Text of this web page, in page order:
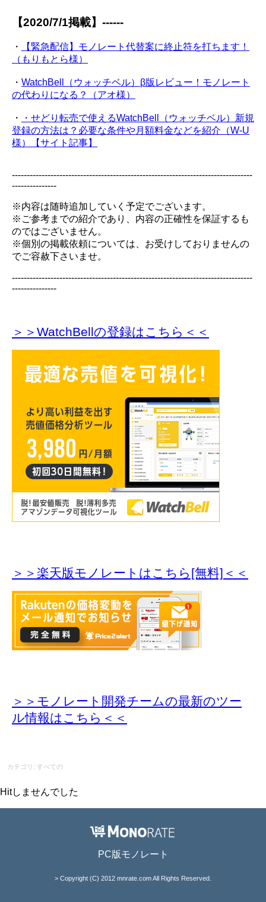
【2020/7/1掲載】------
・
【緊急配信】モノレート代替案に終止符を打ちます！
（もりもとら様）
・ WatchBell（ウォッチベル）β版レビュー！モノレート
の代わりになる？（アオ様）
・
・せどり転売で使えるWatchBell（ウォッチベル）新規
登録の方法は？必要な条件や月額料金などを紹介（W-U
様）【サイト記事】
---------------------------------------------------------------------------------
---------------
※内容は随時追加していく予定でございます。
※ご参考までの紹介であり、内容の正確性を保証するも
のではございません。
※個別の掲載依頼については、お受けしておりませんの
でご容赦下さいませ。
---------------------------------------------------------------------------------
---------------
＞＞WatchBellの登録はこちら＜＜
＞＞楽天版モノレートはこちら[無料]＜＜
＞＞モノレート開発チームの最新のツー
ル情報はこちら＜＜
カテゴリ: すべての
Hitしませんでした
PC版モノレート
> Copyright (C) 2012 mnrate.com All Rights Reserved.